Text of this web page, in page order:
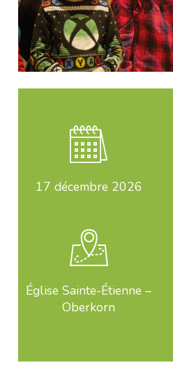
17 décembre 2026
Église Sainte-Étienne –
Oberkorn